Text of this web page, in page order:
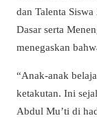
dan Talenta
Dasar serta
menegaskan
“Anak-anak
ketakutan. Ini
Abdul Mu’ti di